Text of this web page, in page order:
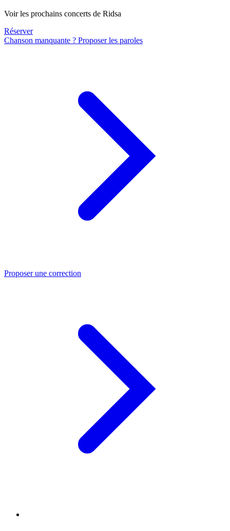
Voir les prochains concerts de Ridsa
Réserver
Chanson manquante ? Proposer les paroles
Proposer une correction